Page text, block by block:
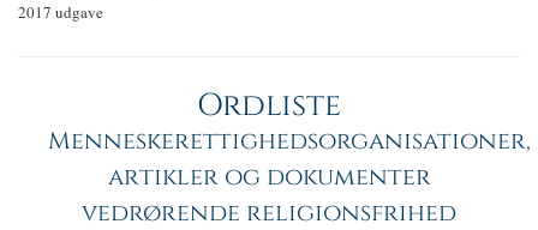
2017 udgave
Ordliste
Menneskerettighedsorganisationer,
artikler og dokumenter
vedrørende religionsfrihed